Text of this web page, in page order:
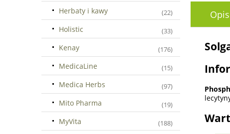
Herbaty i kawy (22)
Holistic (33)
Kenay (176)
MedicaLine (15)
Medica Herbs (97)
Mito Pharma (19)
MyVita (188)
Opis